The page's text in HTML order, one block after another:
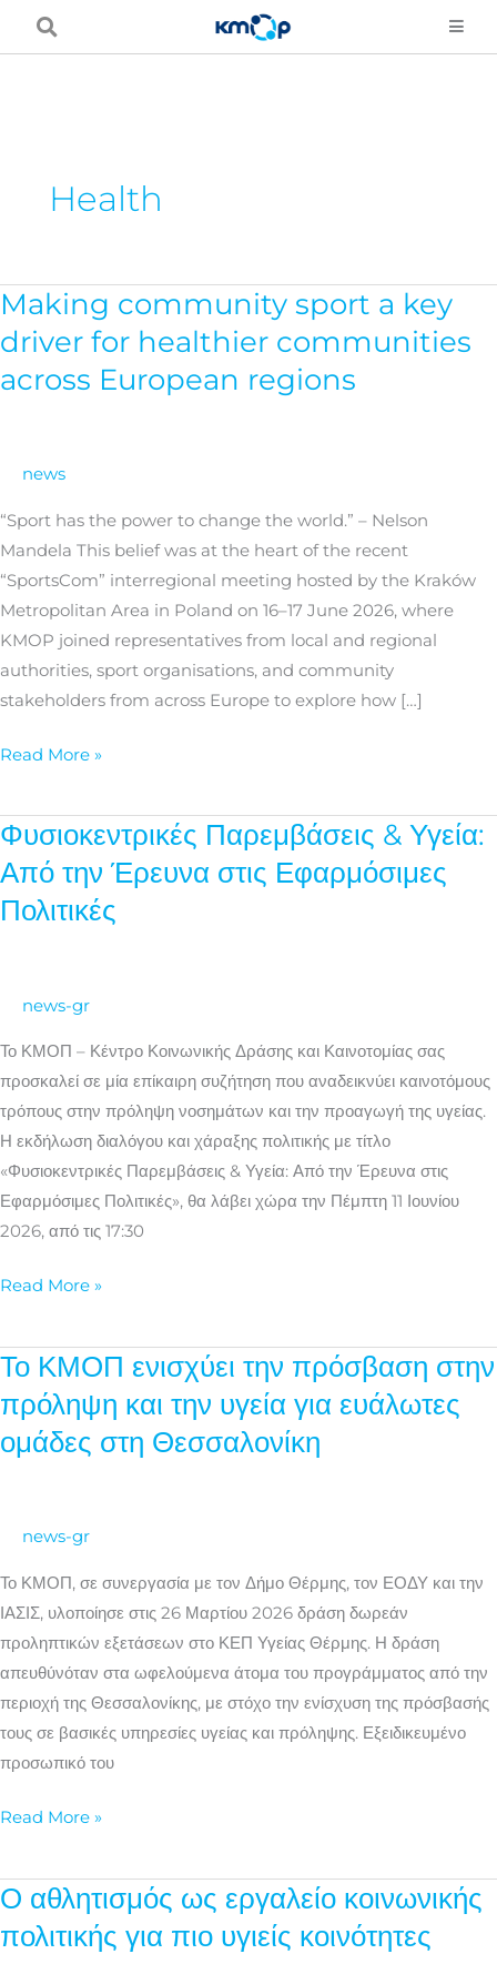
Health
Making community sport a key
driver for healthier communities
across European regions
news
“Sport has the power to change the world.” – Nelson
Mandela This belief was at the heart of the recent
“SportsCom” interregional meeting hosted by the Kraków
Metropolitan Area in Poland on 16–17 June 2026, where
KMOP joined representatives from local and regional
authorities, sport organisations, and community
stakeholders from across Europe to explore how […]
Making
community
sport
a
Read More »
Φυσιοκεντρικές Παρεμβάσεις & Υγεία:
Από την Έρευνα στις Εφαρμόσιμες
Πολιτικές
news-gr
Το ΚΜΟΠ – Κέντρο Κοινωνικής Δράσης και Καινοτομίας σας
προσκαλεί σε μία επίκαιρη συζήτηση που αναδεικνύει καινοτόμους
τρόπους στην πρόληψη νοσημάτων και την προαγωγή της υγείας.
Η εκδήλωση διαλόγου και χάραξης πολιτικής με τίτλο
«Φυσιοκεντρικές Παρεμβάσεις & Υγεία: Από την Έρευνα στις
Εφαρμόσιμες Πολιτικές», θα λάβει χώρα την Πέμπτη 11 Ιουνίου
2026, από τις 17:30
Φυσιοκεντρικές
Παρεμβάσεις
Υγεία:
Έρευνα
Read More »
Το ΚΜΟΠ ενισχύει την πρόσβαση στην
πρόληψη και την υγεία για ευάλωτες
ομάδες στη Θεσσαλονίκη
news-gr
Το ΚΜΟΠ, σε συνεργασία με τον Δήμο Θέρμης, τον ΕΟΔΥ και την
ΙΑΣΙΣ, υλοποίησε στις 26 Μαρτίου 2026 δράση δωρεάν
προληπτικών εξετάσεων στο ΚΕΠ Υγείας Θέρμης. Η δράση
απευθύνόταν στα ωφελούμενα άτομα του προγράμματος από την
περιοχή της Θεσσαλονίκης, με στόχο την ενίσχυση της πρόσβασής
τους σε βασικές υπηρεσίες υγείας και πρόληψης. Εξειδικευμένο
προσωπικό του
Το
ΚΜΟΠ
ενισχύει
την
πρόληψη
Read More »
Ο αθλητισμός ως εργαλείο κοινωνικής
πολιτικής για πιο υγιείς κοινότητες
Ο
αθλητισμός
ως